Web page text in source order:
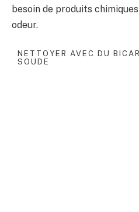
besoin de produits
odeur.
NETTOYER AVEC DU
SOUDE